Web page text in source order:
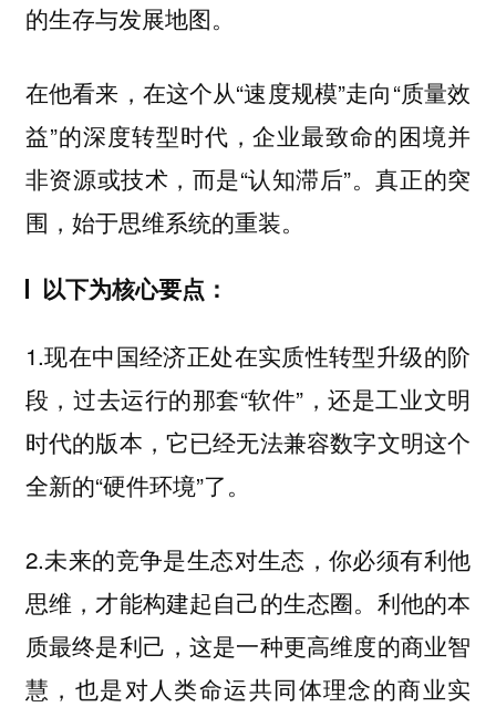
的生存与发展地图。
在他看来，在这个从“速度规模”走向“质量效
益”的深度转型时代，企业最致命的困境并
非资源或技术，而是“认知滞后”。真正的突
围，始于思维系统的重装。
以下为核心要点：
1.现在中国经济正处在实质性转型升级的阶
段，过去运行的那套“软件”，还是工业文明
时代的版本，它已经无法兼容数字文明这个
全新的“硬件环境”了。
2.未来的竞争是生态对生态，你必须有利他
思维，才能构建起自己的生态圈。利他的本
质最终是利己，这是一种更高维度的商业智
慧，也是对人类命运共同体理念的商业实